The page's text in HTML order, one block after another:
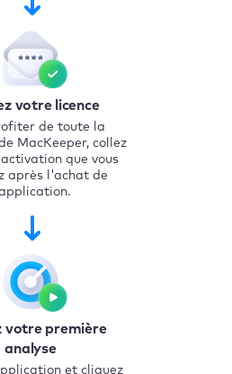
votre licence
de toute la
MacKeeper, collez
que vous
après l'achat de
votre première
analyse
et cliquez